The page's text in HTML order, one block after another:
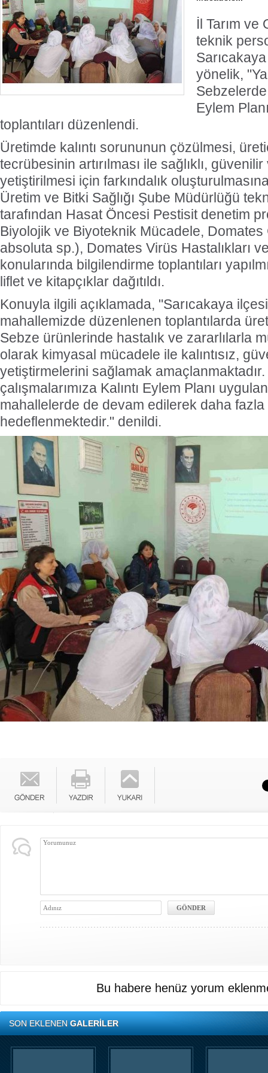
İl Tarım ve
teknik
yönelik,
Sebzelerde
Eylem
toplantıları düzenlendi.
Üretimde kalıntı sorununun çözülmesi,
tecrübesinin artırılması ile sağlıklı,
yetiştirilmesi için farkındalık
Üretim ve Bitki Sağlığı Şube Müdürlüğü
tarafından Hasat Öncesi Pestisit denetim
Biyolojik ve Biyoteknik Mücadele, Domates
absoluta sp.), Domates Virüs Hastalıkları
konularında bilgilendirme toplantıları
liflet ve kitapçıklar dağıtıldı.
Konuyla ilgili açıklamada, "Sarıcakaya
mahallemizde düzenlenen toplantılarda
Sebze ürünlerinde hastalık ve zararlılarla
olarak kimyasal mücadele ile kalıntısız,
yetiştirmelerini sağlamak
çalışmalarımıza Kalıntı Eylem Planı
mahallelerde de devam edilerek daha
hedeflenmektedir." denildi.
Bu habere henüz yorum
SON EKLENENGALERİLER